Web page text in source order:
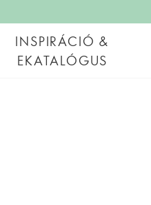
INSPIRÁCIÓ &
EKATALÓGUS